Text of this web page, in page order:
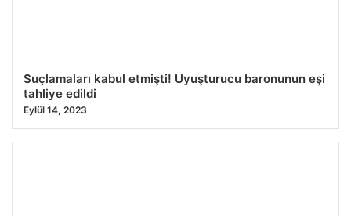
Suçlamaları kabul etmişti! Uyuşturucu baronunun eşi
tahliye edildi
Eylül 14, 2023